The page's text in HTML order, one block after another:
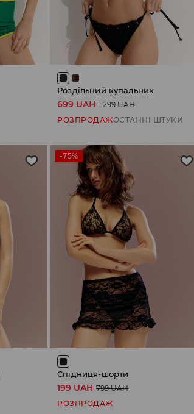
Роздільний купальник
699 UAH 1 299 UAH
РОЗПРОДАЖОСТАННІ ШТУКИ
-75%
Спідниця-шорти
199 UAH 799 UAH
РОЗПРОДАЖ